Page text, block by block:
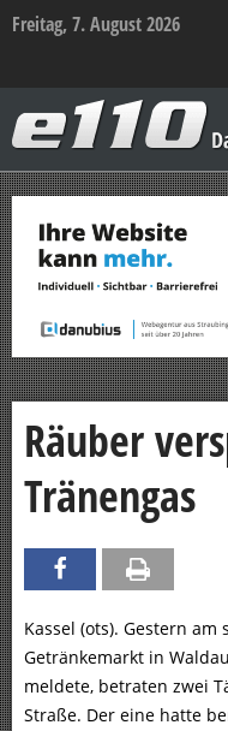
Freitag, 7. August 2026
–
Das
Sicherheitsportal
Zum
Inhalt
springen
Räuber
Tränengas
Kassel (ots). Gestern
Getränkemarkt in
meldete, betraten zwei
Straße. Der eine hatte